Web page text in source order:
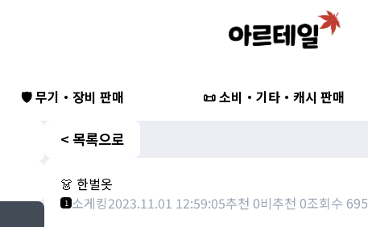
🛡️ 무기・장비 판매 📜 소비・기타・캐시 판매
< 목록으로
👗 한벌옷
1 소게킹2023.11.01 12:59:05추천 0비추천 0조회수 695